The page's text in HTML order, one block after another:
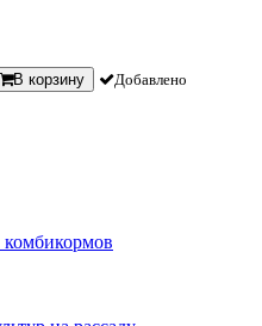
В корзину Добавлено